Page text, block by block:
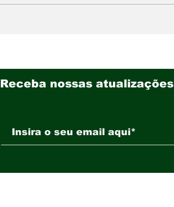
Receba nossas atualizações